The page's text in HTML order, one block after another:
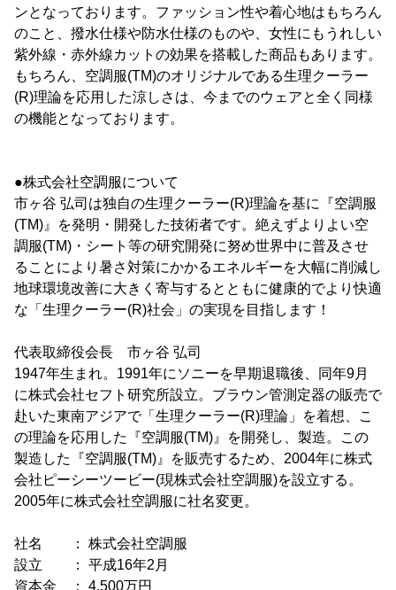
ンとなっております。ファッション性や着心地はもちろん
のこと、撥水仕様や防水仕様のものや、女性にもうれしい
紫外線・赤外線カットの効果を搭載した商品もあります。
もちろん、空調服(TM)のオリジナルである生理クーラー
(R)理論を応用した涼しさは、今までのウェアと全く同様
の機能となっております。
●株式会社空調服について
市ヶ谷 弘司は独自の生理クーラー(R)理論を基に『空調服
(TM)』を発明・開発した技術者です。絶えずよりよい空
調服(TM)・シート等の研究開発に努め世界中に普及させ
ることにより暑さ対策にかかるエネルギーを大幅に削減し
地球環境改善に大きく寄与するとともに健康的でより快適
な「生理クーラー(R)社会」の実現を目指します！
代表取締役会長 市ヶ谷 弘司
1947年生まれ。1991年にソニーを早期退職後、同年9月
に株式会社セフト研究所設立。ブラウン管測定器の販売で
赴いた東南アジアで「生理クーラー(R)理論」を着想、こ
の理論を応用した『空調服(TM)』を開発し、製造。この
製造した『空調服(TM)』を販売するため、2004年に株式
会社ピーシーツービー(現株式会社空調服)を設立する。
2005年に株式会社空調服に社名変更。
社名 ： 株式会社空調服
設立 ： 平成16年2月
資本金 ： 4,500万円